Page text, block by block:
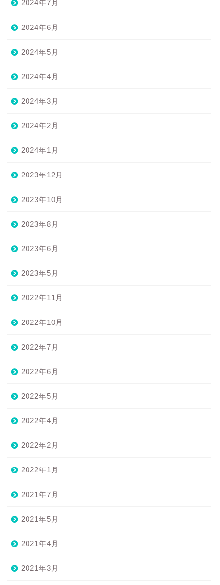
2024年7月
2024年6月
2024年5月
2024年4月
2024年3月
2024年2月
2024年1月
2023年12月
2023年10月
2023年8月
2023年6月
2023年5月
2022年11月
2022年10月
2022年7月
2022年6月
2022年5月
2022年4月
2022年2月
2022年1月
2021年7月
2021年5月
2021年4月
2021年3月